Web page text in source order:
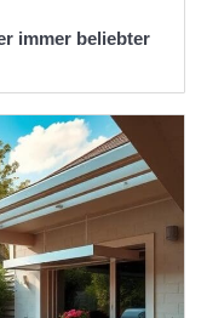
immer beliebter